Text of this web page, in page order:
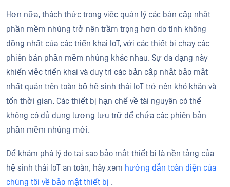
Hơn nữa, thách thức trong việc quản lý các bản cập nhật
phần mềm nhúng trở nên trầm trọng hơn do tính không
đồng nhất của các triển khai IoT, với các thiết bị chạy các
phiên bản phần mềm nhúng khác nhau. Sự đa dạng này
khiến việc triển khai và duy trì các bản cập nhật bảo mật
nhất quán trên toàn bộ hệ sinh thái IoT trở nên khó khăn và
tốn thời gian. Các thiết bị hạn chế về tài nguyên có thể
không có đủ dung lượng lưu trữ để chứa các phiên bản
phần mềm nhúng mới.
Để khám phá lý do tại sao bảo mật thiết bị là nền tảng của
hệ sinh thái IoT an toàn, hãy xem hướng dẫn toàn diện của
chúng tôi về bảo mật thiết bị .